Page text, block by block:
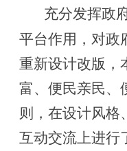
充分发挥政
平台作用，对政
重新设计改版，
富、便民亲民、
则，在设计风格
互动交流上进行